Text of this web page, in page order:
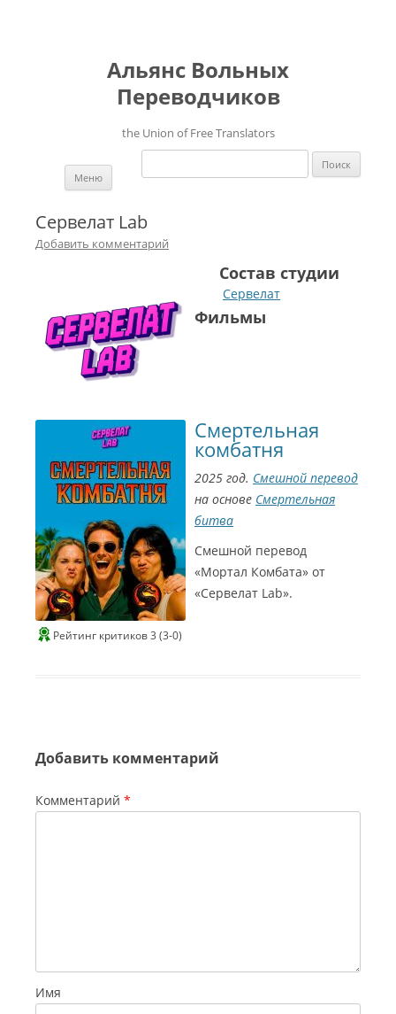
Альянс Вольных
Переводчиков
the Union of Free Translators
Найти:
Меню
Сервелат Lab
Добавить комментарий
Состав студии
Сервелат
Фильмы
Рейтинг критиков 3 (3-0)
Смертельная
комбатня
2025 год. Смешной перевод
на основе Смертельная
битва
Смешной перевод
«Мортал Комбата» от
«Сервелат Lab».
Добавить комментарий
Комментарий *
Имя